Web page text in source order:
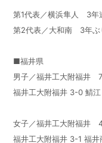
第1代表／横浜隼人 3年
第2代表／大和南 3年ぶ
■福井県
男子／福井工大附福井
福井工大附福井 3-0 鯖江
女子／福井工大附福井
福井工大附福井 3-1 福井